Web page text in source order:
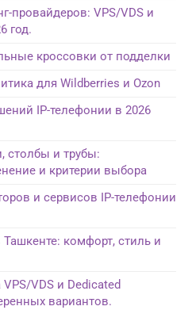
провайдеров: VPS/VDS и
год.
кроссовки от подделки
для Wildberries и Ozon
IP-телефонии в 2026
столбы и трубы:
и критерии выбора
и сервисов IP-телефонии
Ташкенте: комфорт, стиль и
VDS и Dedicated
вариантов.